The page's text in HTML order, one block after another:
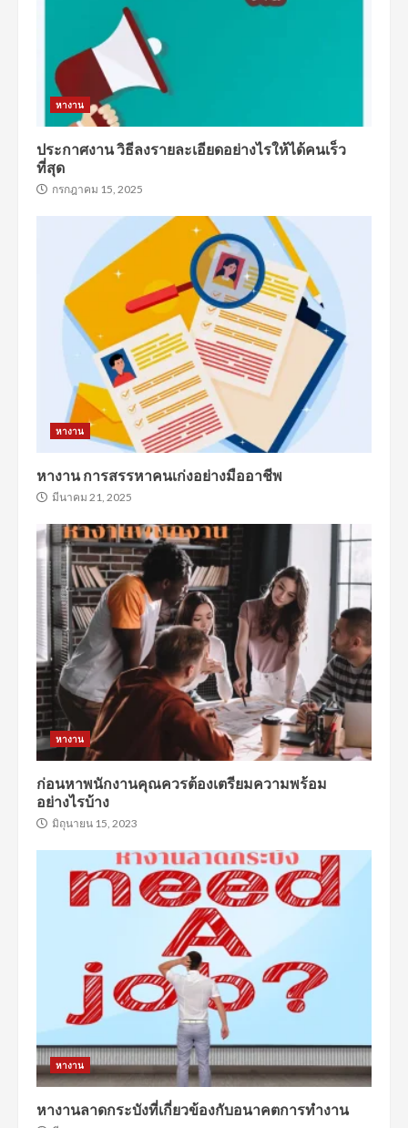
หางาน
ประกาศงาน วิธีลงรายละเอียดอย่างไรให้ได้คนเร็ว
ที่สุด
กรกฎาคม 15, 2025
หางาน
หางาน การสรรหาคนเก่งอย่างมืออาชีพ
มีนาคม 21, 2025
หางาน
ก่อนหาพนักงานคุณควรต้องเตรียมความพร้อม
อย่างไรบ้าง
มิถุนายน 15, 2023
หางาน
หางานลาดกระบังที่เกี่ยวข้องกับอนาคตการทำงาน